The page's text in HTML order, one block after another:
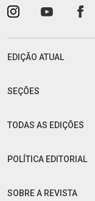
EDIÇÃO ATUAL
SEÇÕES
TODAS AS EDIÇÕES
POLÍTICA EDITORIAL
SOBRE A REVISTA